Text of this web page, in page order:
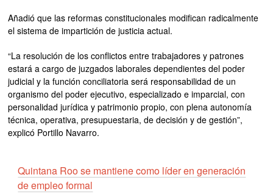
Añadió que las reformas constitucionales modifican radicalmente
el sistema de impartición de justicia actual.
“La resolución de los conflictos entre trabajadores y patrones
estará a cargo de juzgados laborales dependientes del poder
judicial y la función conciliatoria será responsabilidad de un
organismo del poder ejecutivo, especializado e imparcial, con
personalidad jurídica y patrimonio propio, con plena autonomía
técnica, operativa, presupuestaria, de decisión y de gestión”,
explicó Portillo Navarro.
Quintana Roo se mantiene como líder en generación
de empleo formal